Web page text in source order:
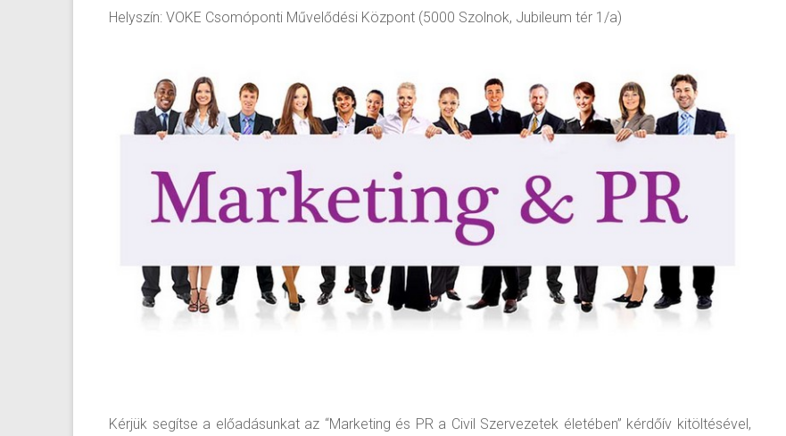
Helyszín: VOKE Csomóponti Művelődési Központ (5000 Szolnok, Jubileum tér 1/a)
Kérjük segítse a előadásunkat az “Marketing és PR a Civil Szervezetek életében” kérdőív kitöltésével,